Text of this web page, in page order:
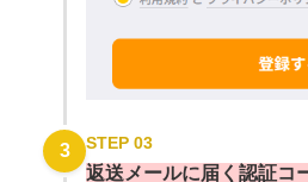
3 STEP 03
返送メールに届く認証コ